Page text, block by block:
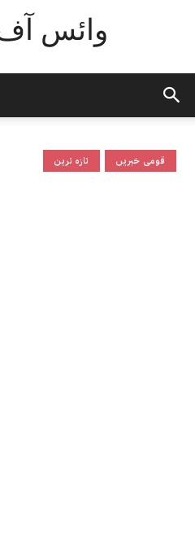
وائس
تازہ ترین قومی خبریں